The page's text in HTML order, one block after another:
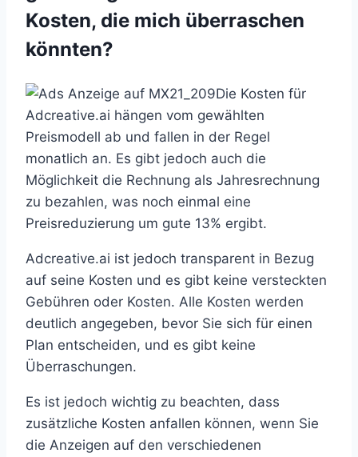
Kosten, die mich überraschen
könnten?
Die Kosten für
Adcreative.ai hängen vom gewählten
Preismodell ab und fallen in der Regel
monatlich an. Es gibt jedoch auch die
Möglichkeit die Rechnung als Jahresrechnung
zu bezahlen, was noch einmal eine
Preisreduzierung um gute 13% ergibt.
Adcreative.ai ist jedoch transparent in Bezug
auf seine Kosten und es gibt keine versteckten
Gebühren oder Kosten. Alle Kosten werden
deutlich angegeben, bevor Sie sich für einen
Plan entscheiden, und es gibt keine
Überraschungen.
Es ist jedoch wichtig zu beachten, dass
zusätzliche Kosten anfallen können, wenn Sie
die Anzeigen auf den verschiedenen